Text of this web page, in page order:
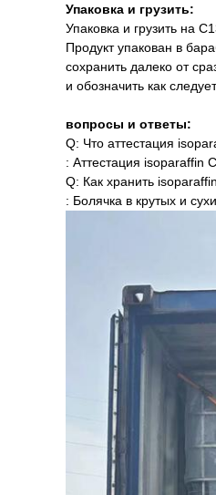
Упаковка и грузить:
Упаковка и грузить на
Продукт упакован в
сохранить далеко от
и обозначить как
вопросы и ответы:
Q: Что аттестация
: Аттестация isoparaffin
Q: Как хранить
: Болячка в крутых и